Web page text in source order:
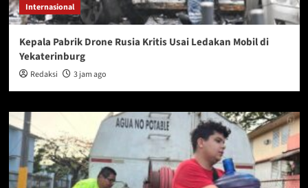
Internasional
Kepala Pabrik Drone Rusia Kritis Usai Ledakan Mobil di
Yekaterinburg
Redaksi 3 jam ago